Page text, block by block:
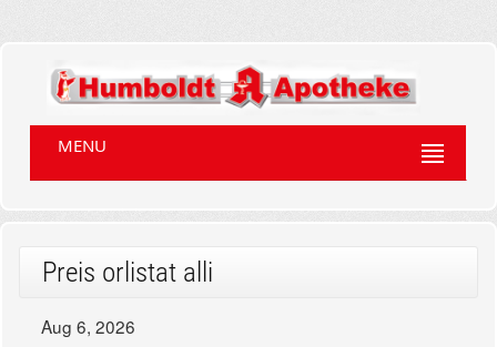
MENU
Preis orlistat alli
Aug 6, 2026